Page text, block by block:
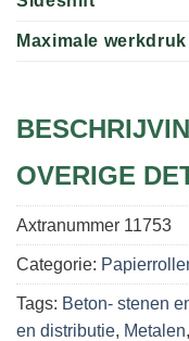
Maximale
OVERIGE
Axtranummer 11753
Categorie:
Tags: Beton- stenen
en distributie, Metalen,